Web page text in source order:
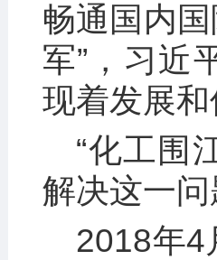
畅通国内
军”，习近
现着发展
“化工围
解决这一
2018年4